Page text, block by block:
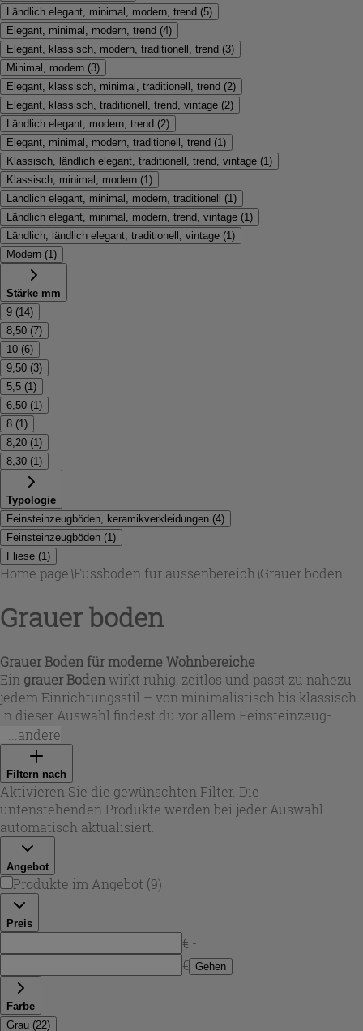
Ländlich elegant, minimal, modern, trend (5)
Elegant, minimal, modern, trend (4)
Elegant, klassisch, modern, traditionell, trend (3)
Minimal, modern (3)
Elegant, klassisch, minimal, traditionell, trend (2)
Elegant, klassisch, traditionell, trend, vintage (2)
Ländlich elegant, modern, trend (2)
Elegant, minimal, modern, traditionell, trend (1)
Klassisch, ländlich elegant, traditionell, trend, vintage (1)
Klassisch, minimal, modern (1)
Ländlich elegant, minimal, modern, traditionell
(1)
Ländlich elegant, minimal, modern, trend, vintage (1)
Ländlich, ländlich elegant, traditionell, vintage (1)
Modern (1)
Stärke mm
9 (14)
8,50 (7)
10 (6)
9,50 (3)
5,5 (1)
6,50 (1)
8 (1)
8,20 (1)
8,30 (1)
Typologie
Feinsteinzeugböden, keramikverkleidungen (4)
Feinsteinzeugböden (1)
Fliese (1)
Home page\Fussböden für aussenbereich \Grauer boden
Grauer boden
Grauer Boden für moderne Wohnbereiche
Ein grauer Bodenwirkt ruhig, zeitlos und passt zu nahezu
jedem Einrichtungsstil – von minimalistisch bis klassisch.
In dieser Auswahl findest du vor allem Feinsteinzeug-
Oberflächen in Zement-, Stein- und Marmoroptik, die mit
hellen bis kräftigen Grautönen spielen: von taubengrau
und perlgrau bis zu anthrazitnahen Nuancen. So lässt sich
boden graugezielt einsetzen, um Räume optisch zu
vergrößern, Kontraste zu Holz und Farben zu schaffen oder
ein harmonisches Ton-in-Ton-Konzept umzusetzen.
...andere
Filtern nach
Aktivieren Sie die gewünschten Filter. Die
untenstehenden Produkte werden bei jeder Auswahl
automatisch aktualisiert.
Angebot
Produkte im Angebot (9)
Preis
€ -
€ Gehen
Farbe
Grau (22)